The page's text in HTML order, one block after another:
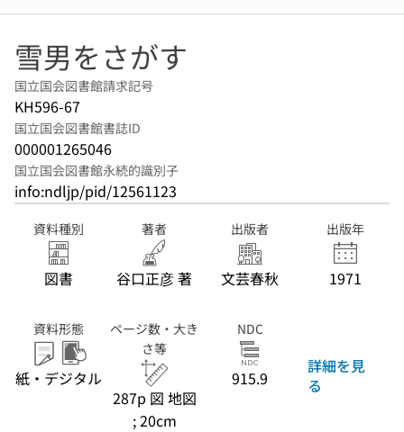
雪男をさがす
国立国会図書館請求記号
KH596-67
国立国会図書館書誌ID
000001265046
国立国会図書館永続的識別子
info:ndljp/pid/12561123
資料種別
図書
著者
谷口正彦 著
出版者
文芸春秋
出版年
1971
資料形態
紙・デジタル
ページ数・大き
さ等
287p 図 地図
; 20cm
NDC
915.9
詳細を見
る